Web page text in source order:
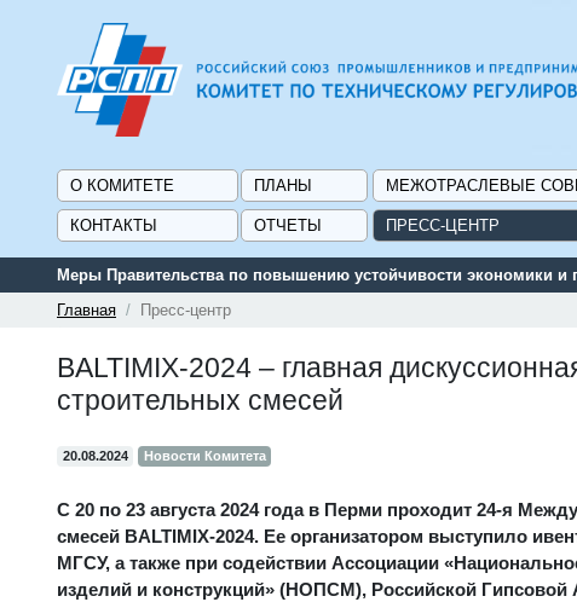
О КОМИТЕТЕ ПЛАНЫ МЕЖОТРАСЛЕВЫЕ
КОНТАКТЫ ОТЧЕТЫ ПРЕСС-ЦЕНТР
Меры Правительства по повышению устойчивости экономики и
Главная
Пресс-центр
BALTIMIХ-2024 – главная
строительных смесей
20.08.2024 Новости Комитета
С 20 по 23 августа 2024 года в Перми проходит 24-я
смесей BALTIMIХ-2024. Ее организатором выступило
МГСУ, а также при содействии Ассоциации
изделий и конструкций» (НОПСМ), Российской